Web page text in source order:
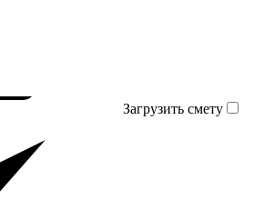
Загрузить смету